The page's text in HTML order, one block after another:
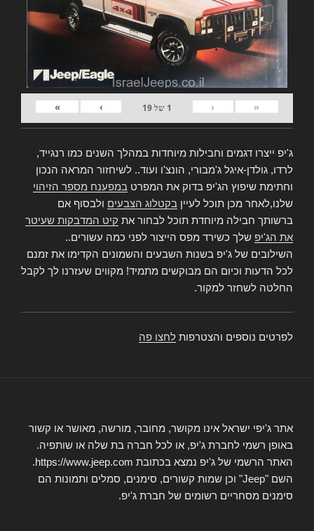
«
‹
1 של19
›
»
ג'יפ ייצרו דגמים וחבילות מיוחדות במהלך השנים כמו רנגייד,
לרדו, גולדן-איגל ג'מבורי, הונצ'ו ועוד.. לשיחזור המראה הנכון
וחתימת שיפוץ הג'יפ בדוק את המפרט במפענח מספר הזיהוי
שלנו,לאחר מכן תוכל לעיין בקטלוג הצבעים ולבסוף אם
ברשותך חבילה מיוחדת תוכל לבחור את קיט המדבקות שעיטר
את הג'יפ שלך כשירד מפס הייצור לפני כמה עשורים..
השילובים של ג'יפ בשנות השבעים והשמונים הקדימו את זמנם
לכל הדעות וכיום הם מבוקשים מתמיד! מקווים שעזרנו לך לקבל
החלטה לשחזר למקור.
לפרטים נוספים והצטרפות לחצו פה
אתר ג'יפי ישראל אינו מקושר, מחובר, מורשה, מאושר או קשור
באופן רשמי לחברת ג'יפ, או לכל חברה בת שלה או שותפיה.
האתר הרשמי של ג'יפ נמצא בכתובת https://www.jeep.com.
השם "Jeep" וכן שמות קשורים, סימנים, סמלים ותמונות הם
סימנים מסחריים רשומים של חברת ג'יפ.